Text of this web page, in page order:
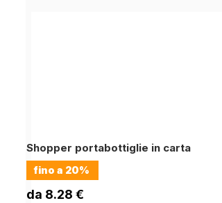
Shopper portabottiglie in carta
fino a 20%
da 8.28 €